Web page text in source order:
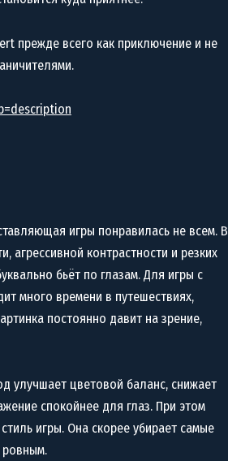
прежде всего как приключение и не
игры понравилась не всем. В
агрессивной контрастности и резких
бьёт по глазам. Для игры с
много времени в путешествиях,
постоянно давит на зрение,
улучшает цветовой баланс, снижает
спокойнее для глаз. При этом
игры. Она скорее убирает самые
ровным.